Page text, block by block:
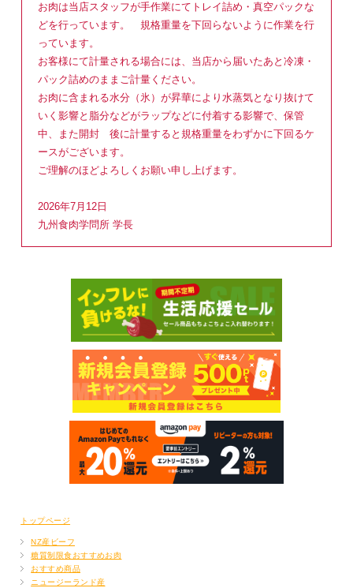
お肉は当店スタッフが手作業にてトレイ詰め・真空パックな
どを行っています。 規格重量を下回らないように作業を行
っています。
お客様にて計量される場合には、当店から届いたあと冷凍・
パック詰めのままご計量ください。
お肉に含まれる水分（氷）が昇華により水蒸気となり抜けて
いく影響と脂分などがラップなどに付着する影響で、保管
中、また開封 後に計量すると規格重量をわずかに下回るケ
ースがございます。
ご理解のほどよろしくお願い申し上げます。
2026年7月12日
九州食肉学問所 学長
トップページ
NZ産ビーフ
糖質制限食おすすめお肉
おすすめ商品
ニュージーランド産